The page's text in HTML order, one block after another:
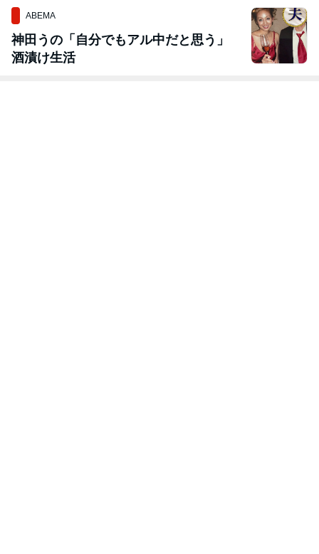
ABEMA
神田うの「自分でもアル中だと思う」
酒漬け生活